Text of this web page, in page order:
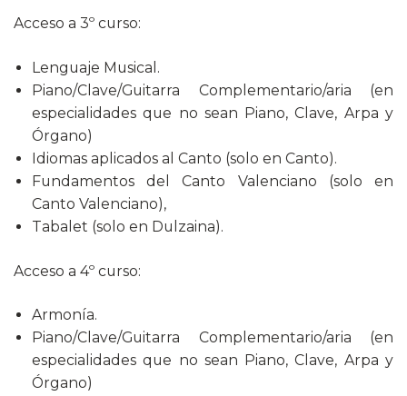
Acceso a 3º curso:
Lenguaje Musical.
Piano/Clave/Guitarra Complementario/aria (en
especialidades que no sean Piano, Clave, Arpa y
Órgano)
Idiomas aplicados al Canto (solo en Canto).
Fundamentos del Canto Valenciano (solo en
Canto Valenciano),
Tabalet (solo en Dulzaina).
Acceso a 4º curso:
Armonía.
Piano/Clave/Guitarra Complementario/aria (en
especialidades que no sean Piano, Clave, Arpa y
Órgano)